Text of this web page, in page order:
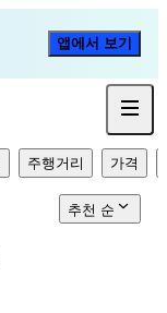
앱에서 보기
주행거리 가격
추천 순